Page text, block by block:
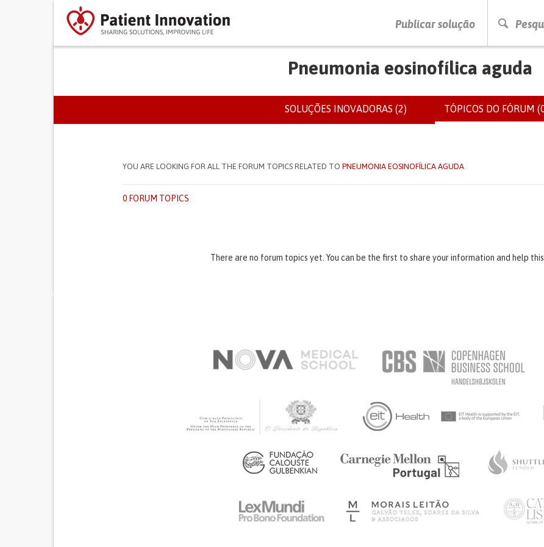
Publicar solução
PRESSIONE ENTER PARA PESQUISAR
Pneumonia eosinofílica aguda
SEPARADORES PRIMÁRIOSSOLUÇÕES INOVADORAS (2) TÓPICOS DO FÓRUM
YOU ARE LOOKING FOR ALL THE FORUM TOPICS RELATED TO PNEUMONIA EOSINOFÍLICA AGUDA
0 FORUM TOPICS
There are no forum topics yet. You can be the first to share your information and help